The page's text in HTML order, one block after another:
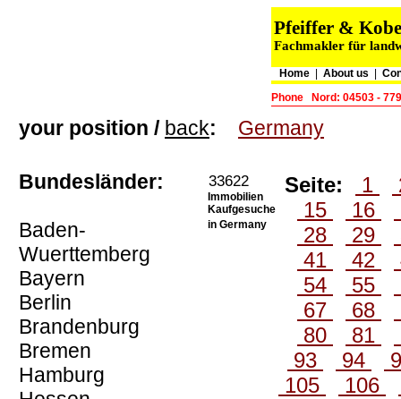
Pfeiffer &
Fachmakler für
Home| About us
Phone
Nord: 04503 -
your position / back: Germany
Bundesländer:
Baden-
Wuerttemberg
Bayern
Berlin
Brandenburg
Bremen
Hamburg
33622
Immobilien
Kaufgesuche
in Germany
Seite: 1
15
16
28
29
41
42
54
55
67
68
80
81
93
94
105
106